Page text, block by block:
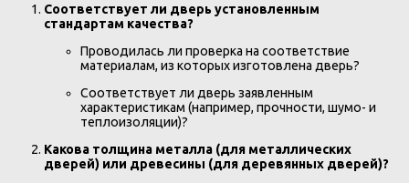
Соответствует ли дверь установленным
стандартам качества?
Проводилась ли проверка на соответствие
материалам, из которых изготовлена дверь?
Соответствует ли дверь заявленным
характеристикам (например, прочности, шумо- и
теплоизоляции)?
Какова толщина металла (для металлических
дверей) или древесины (для деревянных дверей)?